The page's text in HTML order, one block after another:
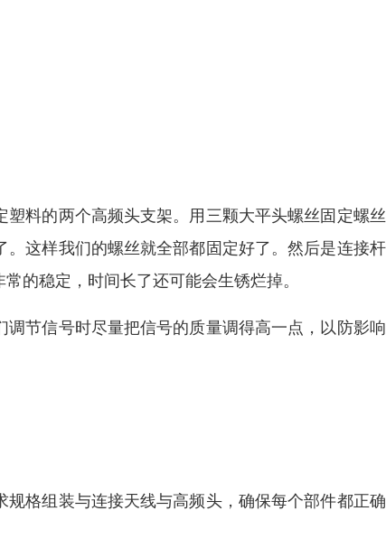
料的两个高频头支架。用三颗大平头螺丝固定螺
这样我们的螺丝就全部都固定好了。然后是连接
的稳定，时间长了还可能会生锈烂掉。
节信号时尽量把信号的质量调得高一点，以防影
格组装与连接天线与高频头，确保每个部件都正